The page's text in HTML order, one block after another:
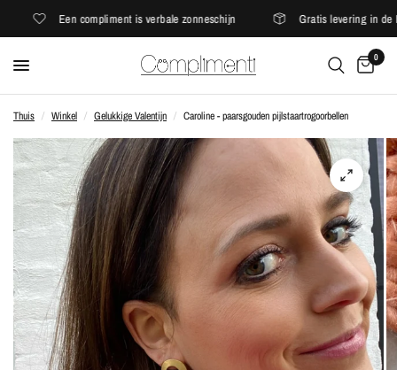
Een compliment is verbale zonneschijn Gratis levering in de
0
Thuis / Winkel / Gelukkige Valentijn / Caroline - paarsgouden pijlstaartrogoorbellen